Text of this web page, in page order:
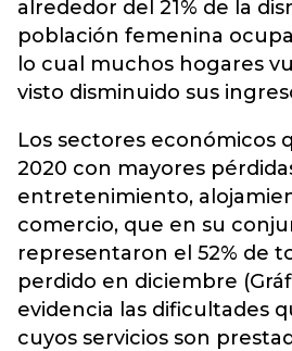
alrededor del 21% de la
población femenina
lo cual muchos hogares
visto disminuido sus
Los sectores económicos
2020 con mayores
entretenimiento,
comercio, que en su
representaron el 52% de
perdido en diciembre
evidencia las dificultades
cuyos servicios son